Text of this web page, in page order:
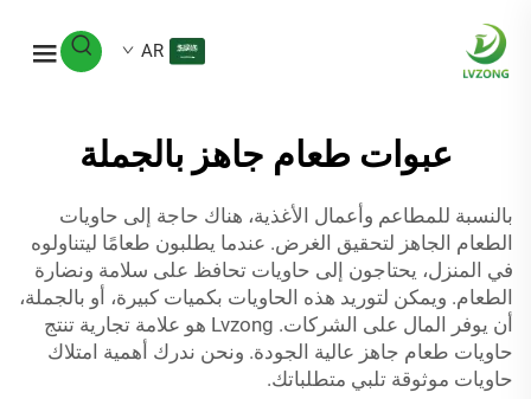
AR
عبوات طعام جاهز بالجملة
بالنسبة للمطاعم وأعمال الأغذية، هناك حاجة إلى حاويات
الطعام الجاهز لتحقيق الغرض. عندما يطلبون طعامًا ليتناولوه
في المنزل، يحتاجون إلى حاويات تحافظ على سلامة ونضارة
الطعام. ويمكن لتوريد هذه الحاويات بكميات كبيرة، أو بالجملة،
أن يوفر المال على الشركات. Lvzong هو علامة تجارية تنتج
حاويات طعام جاهز عالية الجودة. ونحن ندرك أهمية امتلاك
حاويات موثوقة تلبي متطلباتك.